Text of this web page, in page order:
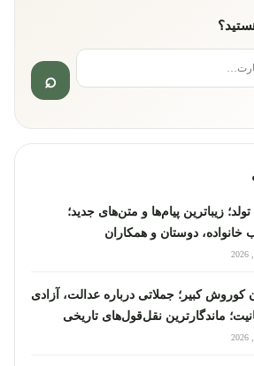
زیباترین پیام‌ها و متن‌های جدید؛
خانواده، دوستان و همکاران
کوروش کبیر؛ جملاتی درباره عدالت، آزادی
ماندگارترین نقل‌قول‌های تاریخی